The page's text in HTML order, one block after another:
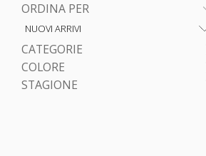
ORDINA PER
CATEGORIE
COLORE
STAGIONE